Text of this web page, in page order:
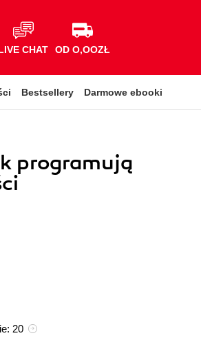
CHAT OD O,OOZŁ
Bestsellery Darmowe ebooki
programują
20